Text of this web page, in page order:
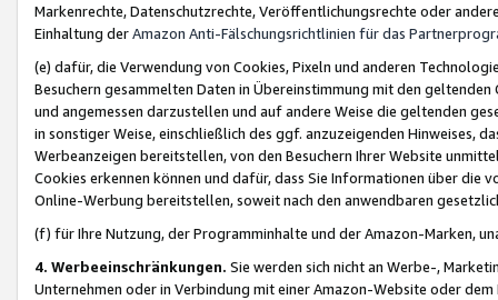
Markenrechte, Datenschutzrechte, Veröffentlichungsrechte oder
Einhaltung derAmazon Anti-Fälschungsrichtlinien für das
(e) dafür, die Verwendung von Cookies, Pixeln und anderen
Besuchern gesammelten Daten in Übereinstimmung mit den
und angemessen darzustellen und auf andere Weise die geltenden
in sonstiger Weise, einschließlich des ggf. anzuzeigenden Hinweises,
Werbeanzeigen bereitstellen, von den Besuchern Ihrer Website
Cookies erkennen können und dafür, dass Sie Informationen über die
Online-Werbung bereitstellen, soweit nach den anwendbaren
(f) für Ihre Nutzung, der Programminhalte und der Amazon-Marken,
4. Werbeeinschränkungen. Sie werden sich nicht an Werbe-,
Unternehmen oder in Verbindung mit einer Amazon-Website oder